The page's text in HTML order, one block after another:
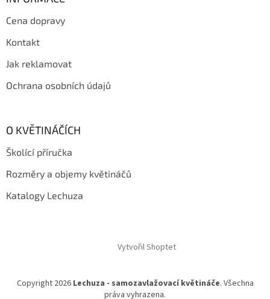
Cena dopravy
Kontakt
Jak reklamovat
Ochrana osobních údajů
O KVĚTINÁČÍCH
Školící příručka
Rozměry a objemy květináčů
Katalogy Lechuza
Vytvořil Shoptet
Copyright 2026 Lechuza - samozavlažovací květináče. Všechna
práva vyhrazena.